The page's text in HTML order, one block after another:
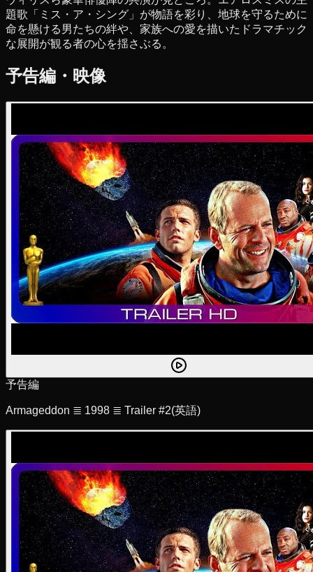
題歌「ミス・ア・シング」が物語を彩り、地球を守るために
命を懸ける男たちの絆や、家族への愛を描いたドラマチック
な展開が観る者の心を揺さぶる。
予告編・映像
予告編
Armageddon ≣ 1998 ≣ Trailer #2(英語)